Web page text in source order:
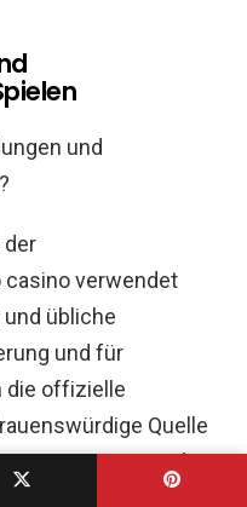
und
der
verwendet
übliche
und für
die offizielle
Quelle
,
Transparenz und